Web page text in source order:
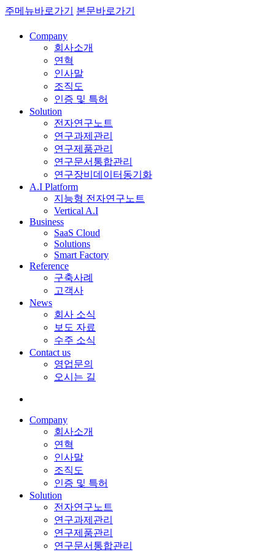
주메뉴바로가기 본문바로가기
Company
회사소개
연혁
인사말
조직도
인증 및 특허
Solution
전자연구노트
연구과제관리
연구제품관리
연구문서통합관리
연구장비데이터동기화
A.I Platform
지능형 전자연구노트
Vertical A.I
Business
SaaS Cloud
Solutions
Smart Factory
Reference
구축사례
고객사
News
회사 소식
보도 자료
수주 소식
Contact us
영업문의
오시는 길
Company
회사소개
연혁
인사말
조직도
인증 및 특허
Solution
전자연구노트
연구과제관리
연구제품관리
연구문서통합관리